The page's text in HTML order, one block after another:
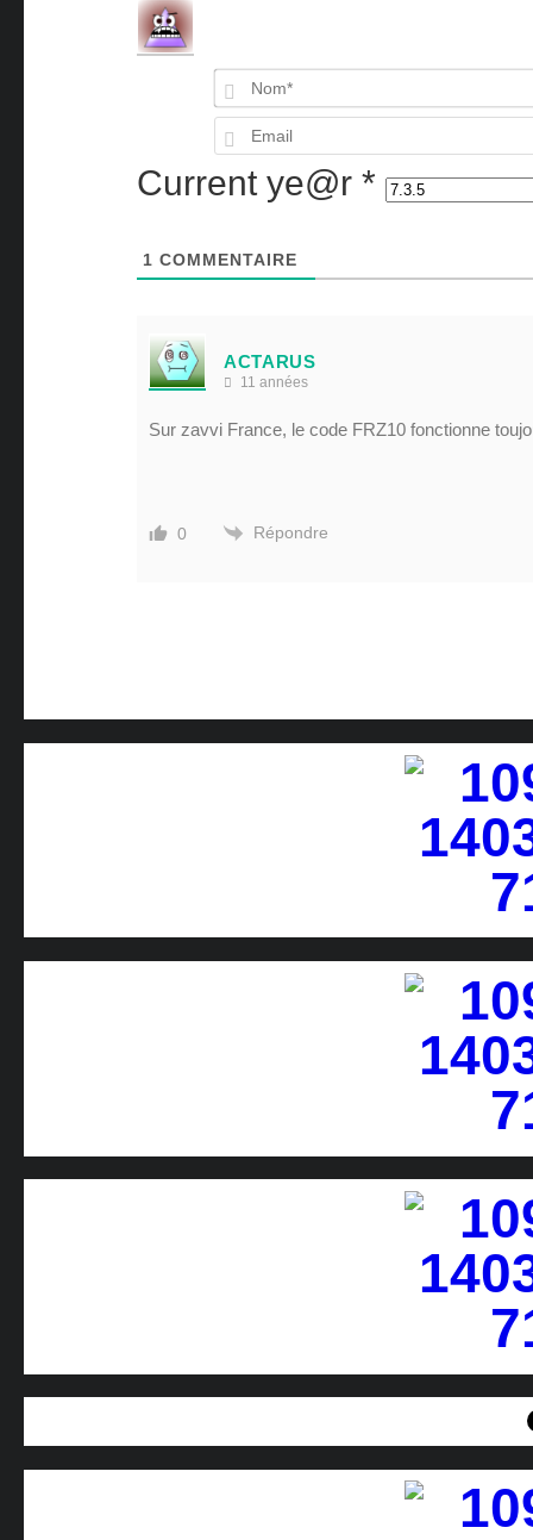
Current ye@r *
1 COMMENTAIRE
ACTARUS
11 années
Sur zavvi France, le code FRZ10 fonctionne
0 Répondre